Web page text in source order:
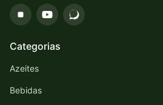
Categorias
Azeites
Bebidas